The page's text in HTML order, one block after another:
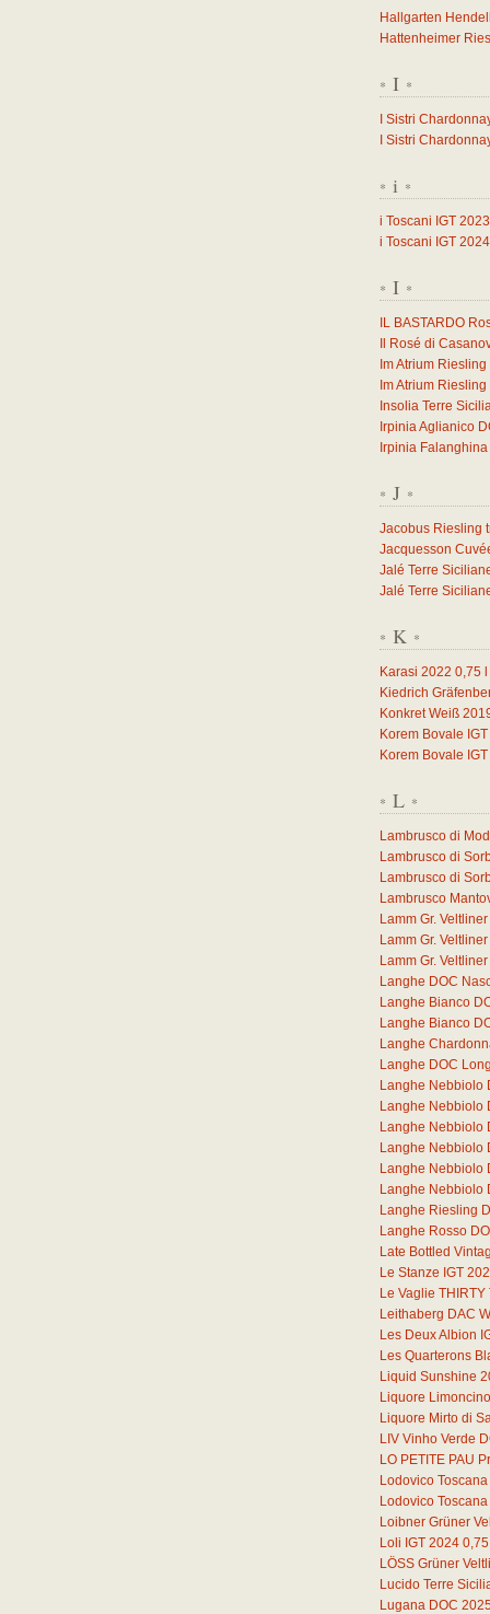
Hallgarten
Hattenheimer
* I *
I Sistri
I Sistri
* i *
i Toscani IGT 2023
i Toscani IGT 2024
* I *
IL BASTARDO
Il Rosé di
Im Atrium
Im Atrium
Insolia Terre
Irpinia Aglianico
Irpinia
* J *
Jacobus Riesling
Jacquesson
Jalé Terre
Jalé Terre
* K *
Karasi 2022 0,75
Kiedrich
Konkret Weiß
Korem Bovale
Korem Bovale
* L *
Lambrusco di
Lambrusco di
Lambrusco di
Lambrusco
Lamm Gr.
Lamm Gr.
Lamm Gr.
Langhe DOC
Langhe Bianco
Langhe Bianco
Langhe
Langhe DOC
Langhe Nebbiolo
Langhe Nebbiolo
Langhe Nebbiolo
Langhe Nebbiolo
Langhe Nebbiolo
Langhe Nebbiolo
Langhe Riesling
Langhe Rosso
Late Bottled
Le Stanze IGT
Le Vaglie
Leithaberg DAC
Les Deux Albion
Les Quarterons
Liquid Sunshine
Liquore Limoncino
Liquore Mirto di
LIV Vinho Verde
LO PETITE PAU
Lodovico
Lodovico
Loibner Grüner
Loli IGT 2024 0,75
LÖSS Grüner
Lucido Terre
Lugana DOC